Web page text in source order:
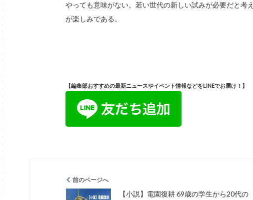
やっても意味がない。若い世代の新しい試みが必要だと
が楽しみである。
【編集部おすすめの最新ニュースやイベント情報などをLINEでお届け！】
前のページへ
【小説】電園復耕 69歳の学生から20代の